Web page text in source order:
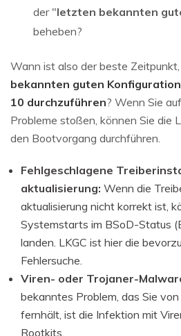
der "letzten bekannten
beheben?
Wann ist also der beste Zeitpunkt,
bekannten guten
10 durchzuführen? Wenn Sie
Probleme stoßen, können Sie die
den Bootvorgang durchführen.
Fehlgeschlagene
aktualisierung: Wenn die
aktualisierung nicht korrekt ist,
Systemstarts im BSoD-Status
landen. LKGC ist hier die
Fehlersuche.
Viren- oder Trojaner-
bekanntes Problem, das Sie
fernhält, ist die Infektion mit
Rootkits.